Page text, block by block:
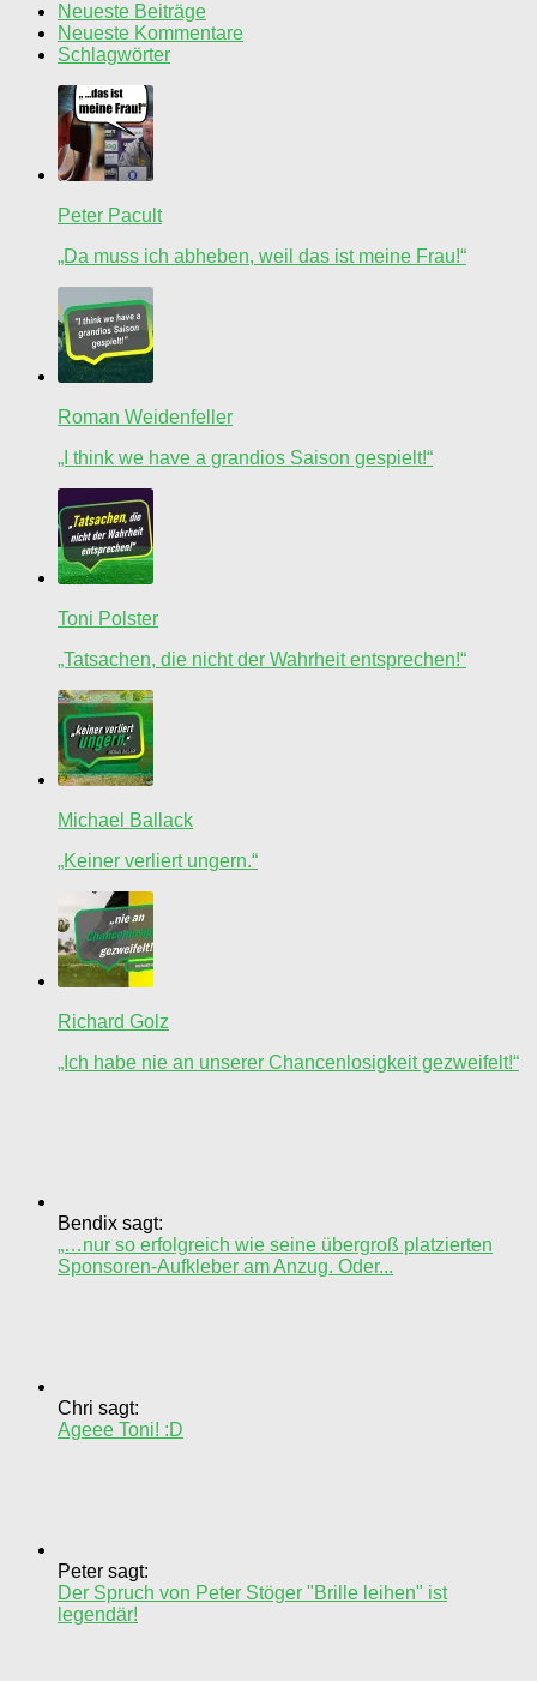
Neueste Beiträge
Neueste Kommentare
Schlagwörter
Peter Pacult
„Da muss ich abheben, weil das ist meine Frau!“
Roman Weidenfeller
„I think we have a grandios Saison gespielt!“
Toni Polster
„Tatsachen, die nicht der Wahrheit entsprechen!“
Michael Ballack
„Keiner verliert ungern.“
Richard Golz
„Ich habe nie an unserer Chancenlosigkeit gezweifelt!“
Bendix sagt:
„…nur so erfolgreich wie seine übergroß platzierten
Sponsoren-Aufkleber am Anzug. Oder...
Chri sagt:
Ageee Toni! :D
Peter sagt:
Der Spruch von Peter Stöger "Brille leihen" ist
legendär!